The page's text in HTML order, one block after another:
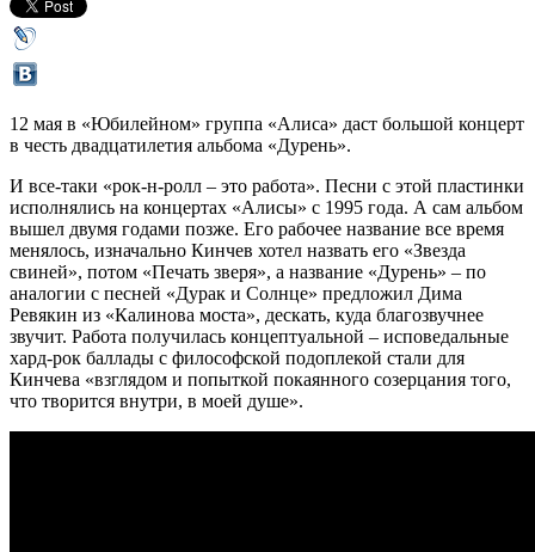
12 мая в «Юбилейном» группа «Алиса» даст большой концерт
в честь двадцатилетия альбома «Дурень».
И все-таки «рок-н-ролл – это работа». Песни с этой пластинки
исполнялись на концертах «Алисы» с 1995 года. А сам альбом
вышел двумя годами позже. Его рабочее название все время
менялось, изначально Кинчев хотел назвать его «Звезда
свиней», потом «Печать зверя», а название «Дурень» – по
аналогии с песней «Дурак и Солнце» предложил Дима
Ревякин из «Калинова моста», дескать, куда благозвучнее
звучит. Работа получилась концептуальной – исповедальные
хард-рок баллады с философской подоплекой стали для
Кинчева «взглядом и попыткой покаянного созерцания того,
что творится внутри, в моей душе».